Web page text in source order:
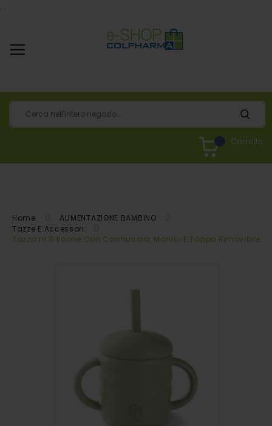
. .
Carrello
Home
ALIMENTAZIONE BAMBINO
Tazze E Accessori
Tazza In Silicone Con Cannuccia, Manici E Tappo Rimovibile -
immagini